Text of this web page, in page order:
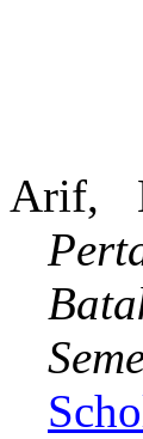
Arif,